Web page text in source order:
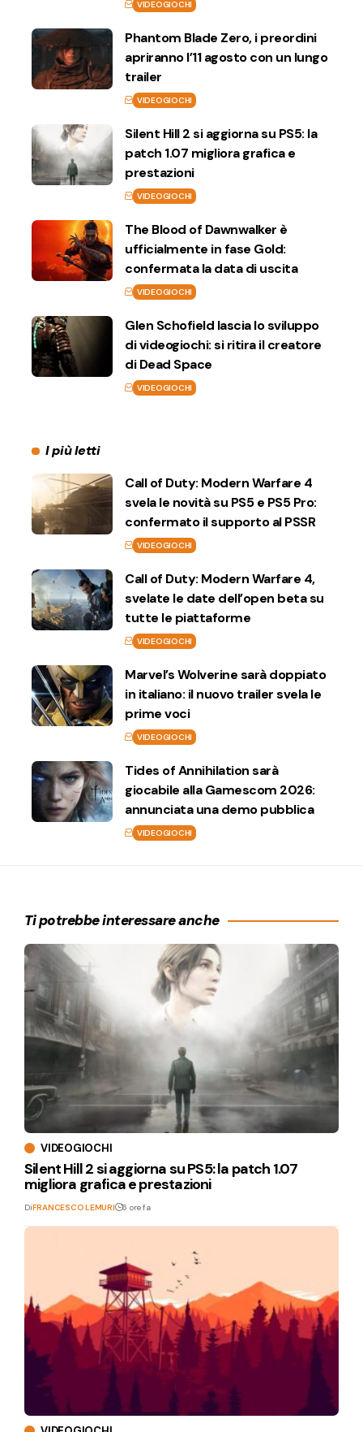
VIDEOGIOCHI
Phantom Blade Zero, i preordini
apriranno l’11 agosto con un lungo
trailer
VIDEOGIOCHI
Silent Hill 2 si aggiorna su PS5: la
patch 1.07 migliora grafica e
prestazioni
VIDEOGIOCHI
The Blood of Dawnwalker è
ufficialmente in fase Gold:
confermata la data di uscita
VIDEOGIOCHI
Glen Schofield lascia lo sviluppo
di videogiochi: si ritira il creatore
di Dead Space
VIDEOGIOCHI
I più letti
Call of Duty: Modern Warfare 4
svela le novità su PS5 e PS5 Pro:
confermato il supporto al PSSR
VIDEOGIOCHI
Call of Duty: Modern Warfare 4,
svelate le date dell’open beta su
tutte le piattaforme
VIDEOGIOCHI
Marvel’s Wolverine sarà doppiato
in italiano: il nuovo trailer svela le
prime voci
VIDEOGIOCHI
Tides of Annihilation sarà
giocabile alla Gamescom 2026:
annunciata una demo pubblica
VIDEOGIOCHI
Ti potrebbe interessare anche
VIDEOGIOCHI
Silent Hill 2 si aggiorna su PS5: la patch 1.07
migliora grafica e prestazioni
DiFRANCESCO LEMURI 6 ore fa